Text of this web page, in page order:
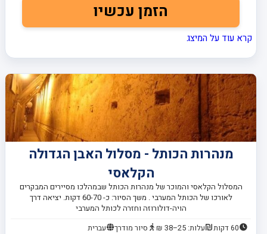
הזמן עכשיו
קרא עוד על המיצג
מנהרות הכותל - מסלול האבן הגדולה
הקלאסי
המסלול הקלאסי והמוכר של מנהרות הכותל שבמהלכו מסיירים המבקרים
לאורכו של הכותל המערבי . משך הסיור: כ- 60-70 דקות. יציאה דרך
הויה-דולורוזה וחזרה לכותל המערבי
60 דקות עלות: 25–38 ₪ סיור מודרך
עברית